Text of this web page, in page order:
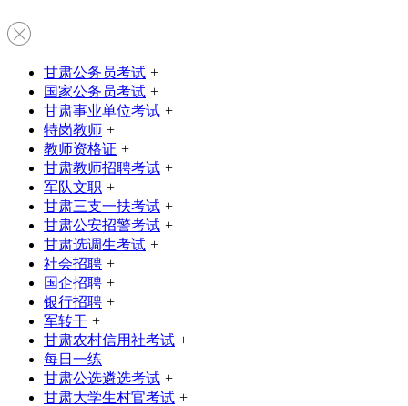
甘肃公务员考试 +
国家公务员考试 +
甘肃事业单位考试 +
特岗教师 +
教师资格证 +
甘肃教师招聘考试 +
军队文职 +
甘肃三支一扶考试 +
甘肃公安招警考试 +
甘肃选调生考试 +
社会招聘 +
国企招聘 +
银行招聘 +
军转干 +
甘肃农村信用社考试 +
每日一练
甘肃公选遴选考试 +
甘肃大学生村官考试 +